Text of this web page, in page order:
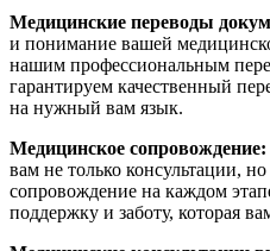
Медицинские переводы
и понимание вашей
нашим профессиональным
гарантируем качественный
на нужный вам язык.
Медицинское сопровождение:
вам не только консультации,
сопровождение на каждом
поддержку и заботу, которая